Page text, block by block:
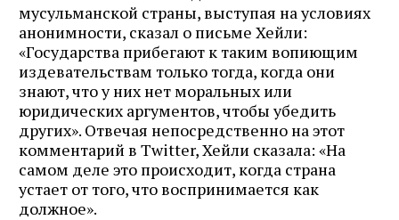
мусульманской страны, выступая на условиях
анонимности, сказал о письме Хейли:
«Государства прибегают к таким вопиющим
издевательствам только тогда, когда они
знают, что у них нет моральных или
юридических аргументов, чтобы убедить
других». Отвечая непосредственно на этот
комментарий в Twitter, Хейли сказала: «На
самом деле это происходит, когда страна
устает от того, что воспринимается как
должное».